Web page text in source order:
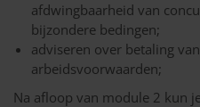
afdwingbaarheid van
bijzondere bedingen;
adviseren over betaling
arbeidsvoorwaarden;
Na afloop van module 2 kun